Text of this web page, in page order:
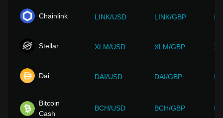
Chainlink LINK/USD LINK/GBP
Stellar XLM/USD XLM/GBP
Dai DAI/USD DAI/GBP
Bitcoin
Cash
BCH/USD BCH/GBP